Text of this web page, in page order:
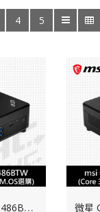
4 5
微
星 Cubi 5 1MA-486BTW-B5120UXX (Core5-120U/SSD.RAM.HDD.OS選購)